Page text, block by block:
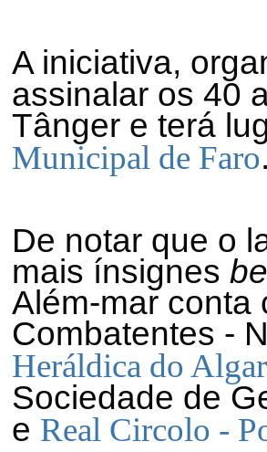
A iniciativa,
assinalar os 40
Tânger e terá
Municipal de Faro.
De notar que o
mais ínsignes
Além-mar conta
Combatentes -
Heráldica do
Sociedade de
e Real Circolo -